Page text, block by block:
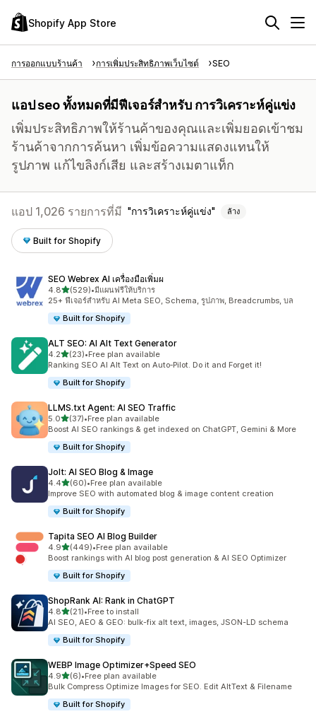
Shopify App Store
การออกแบบร้านค้า การเพิ่มประสิทธิภาพเว็บไซต์ SEO
แอป seo ทั้งหมดที่มีฟีเจอร์สำหรับ การวิเคราะห์คู่แข่ง
เพิ่มประสิทธิภาพให้ร้านค้าของคุณและเพิ่มยอดเข้าชม
ร้านค้าจากการค้นหา เพิ่มข้อความแสดงแทนให้
รูปภาพ แก้ไขลิงก์เสีย และสร้างเมตาแท็ก
แอป 1,026 รายการที่มี การวิเคราะห์คู่แข่ง ล้าง
Built for Shopify
SEO Webrex AI เครื่องมือเพิ่มผ
4.8เต็ม 5 ดาว
(529)
ทั้งหมด 529 รีวิว
•มีแผนฟรีให้บริการ
25+ ฟีเจอร์สำหรับ AI Meta SEO, Schema, รูปภาพ, Breadcrumbs, บล
Built for Shopify
ALT SEO: AI Alt Text Generator
4.2เต็ม 5 ดาว
(23)
ทั้งหมด 23 รีวิว
•Free plan available
Ranking SEO AI Alt Text on Auto‑Pilot. Do it and Forget it!
Built for Shopify
LLMS.txt Agent: AI SEO Traffic
5.0เต็ม 5 ดาว
(37)
ทั้งหมด 37 รีวิว
•Free plan available
Boost AI SEO rankings & get indexed on ChatGPT, Gemini & More
Built for Shopify
Jolt: AI SEO Blog & Image
4.4เต็ม 5 ดาว
(60)
ทั้งหมด 60 รีวิว
•Free plan available
Improve SEO with automated blog & image content creation
Built for Shopify
Tapita SEO AI Blog Builder
4.9เต็ม 5 ดาว
(449)
ทั้งหมด 449 รีวิว
•Free plan available
Boost rankings with AI blog post generation & AI SEO Optimizer
Built for Shopify
ShopRank AI: Rank in ChatGPT
4.8เต็ม 5 ดาว
(21)
ทั้งหมด 21 รีวิว
•Free to install
AI SEO, AEO & GEO: bulk-fix alt text, images, JSON-LD schema
Built for Shopify
WEBP Image Optimizer+Speed SEO
4.9เต็ม 5 ดาว
(6)
ทั้งหมด 6 รีวิว
•Free plan available
Bulk Compress Optimize Images for SEO. Edit AltText & Filename
Built for Shopify